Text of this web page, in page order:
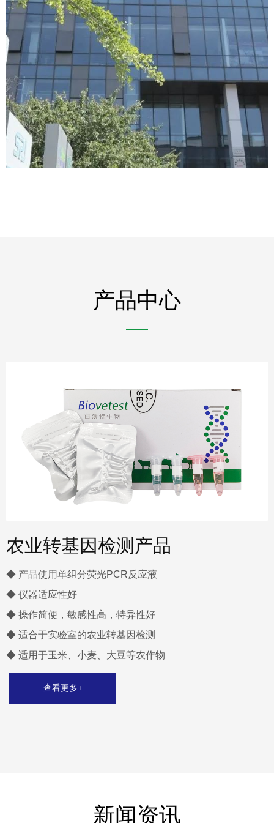
产品中心
—
农业转基因检测产品
◆ 产品使用单组分荧光PCR反应液
◆ 仪器适应性好
◆ 操作简便，敏感性高，特异性好
◆ 适合于实验室的农业转基因检测
◆ 适用于玉米、小麦、大豆等农作物
查看更多+
新闻资讯